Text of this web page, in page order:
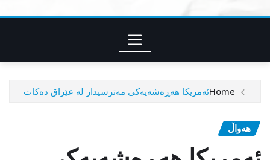
Homeئەمریکا هەڕەشەیەکی مەترسیدار لە عێراق دەکات
هەواڵ